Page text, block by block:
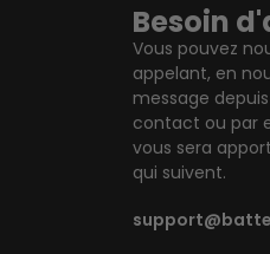
Besoin
Vous pouvez
appelant, en
message
contact ou par
vous sera
qui suivent.